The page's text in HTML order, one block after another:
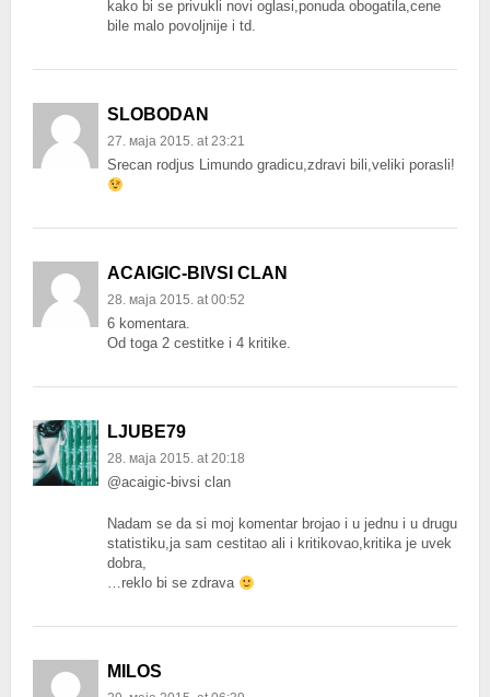
kako bi se privukli novi oglasi,ponuda obogatila,cene
bile malo povoljnije i td.
SLOBODAN
27. маја 2015. at 23:21
Srecan rodjus Limundo gradicu,zdravi bili,veliki porasli!
ACAIGIC-BIVSI CLAN
28. маја 2015. at 00:52
6 komentara.
Od toga 2 cestitke i 4 kritike.
LJUBE79
28. маја 2015. at 20:18
@acaigic-bivsi clan
Nadam se da si moj komentar brojao i u jednu i u drugu
statistiku,ja sam cestitao ali i kritikovao,kritika je uvek
dobra,
…reklo bi se zdrava
MILOS